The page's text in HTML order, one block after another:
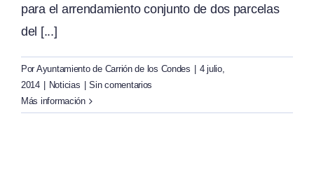
para el arrendamiento conjunto de dos parcelas
del [...]
Por Ayuntamiento de Carrión de los Condes
4 julio,
2014
Noticias
Sin comentarios
Más información